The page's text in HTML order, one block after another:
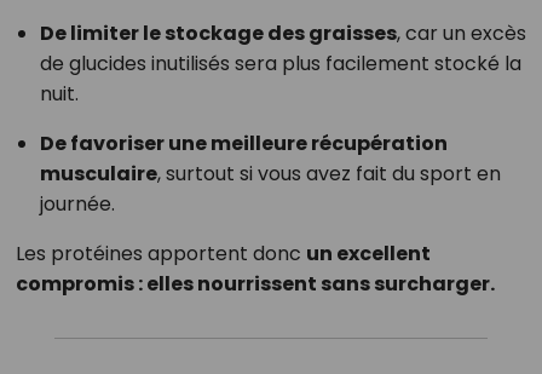
De limiter le stockage des graisses, car un excès
de glucides inutilisés sera plus facilement stocké la
nuit.
De favoriser une meilleure récupération
musculaire, surtout si vous avez fait du sport en
journée.
Les protéines apportent donc un excellent
compromis : elles nourrissent sans surcharger.